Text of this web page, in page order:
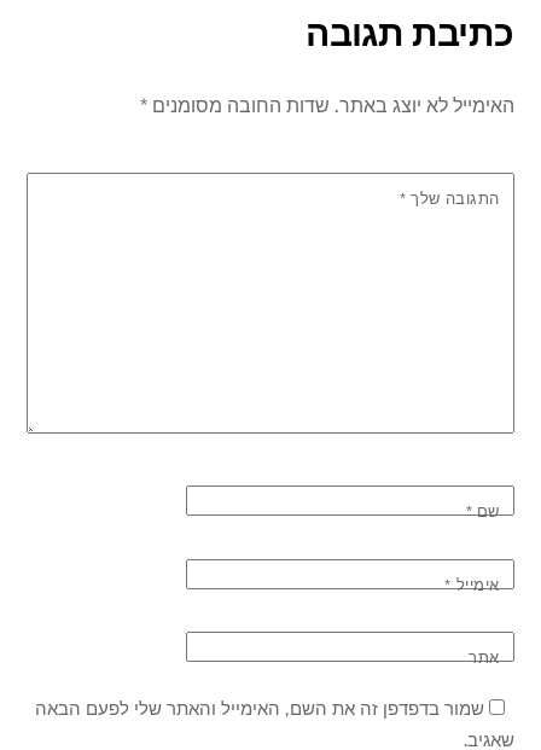
כתיבת תגובה
האימייל לא יוצג באתר. שדות החובה מסומנים*
התגובה שלך *
שם*
אימייל*
אתר
שמור בדפדפן זה את השם, האימייל והאתר שלי לפעם הבאה
שאגיב.